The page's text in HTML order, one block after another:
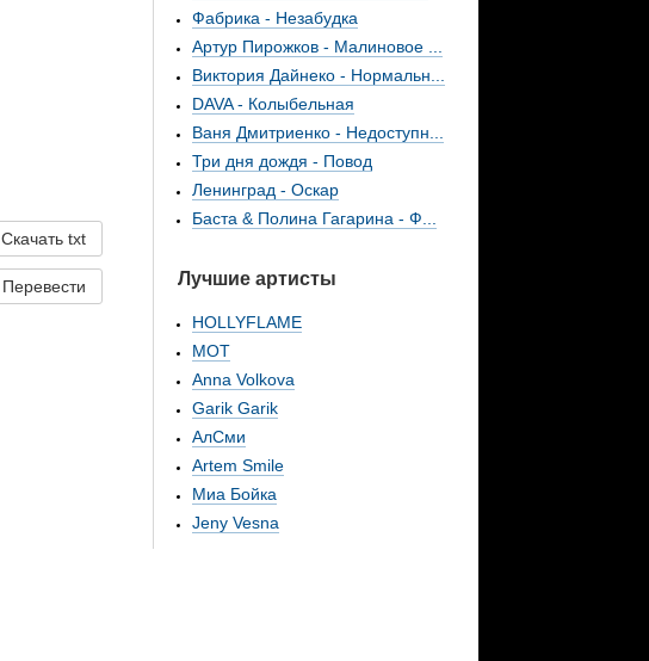
Скачать txt
Перевести
Фабрика - Незабудка
Артур Пирожков - Малиновое ...
Виктория Дайнеко - Нормальн...
DAVA - Колыбельная
Ваня Дмитриенко - Недоступн...
Три дня дождя - Повод
Ленинград - Оскар
Баста & Полина Гагарина - Ф...
Лучшие артисты
HOLLYFLAME
МОТ
Anna Volkova
Garik Garik
АлСми
Artem Smile
Миа Бойка
Jeny Vesna